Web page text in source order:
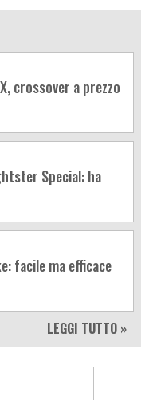
crossover a prezzo
Special: ha
facile ma efficace
LEGGI TUTTO »